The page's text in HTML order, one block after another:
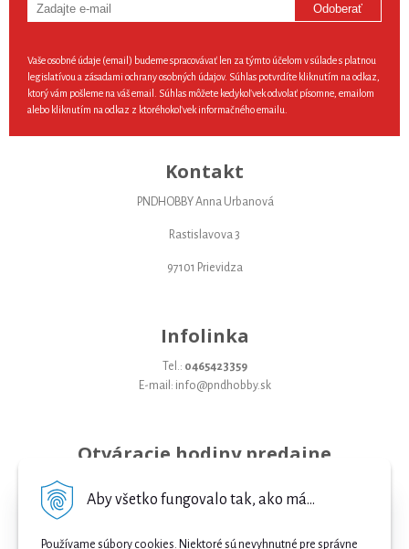
Aby všetko fungovalo tak, ako má...
Používame súbory cookies. Niektoré sú nevyhnutné pre správne
Odoberať
Vaše osobné údaje (email) budeme spracovávať len za týmto účelom v súlade s platnou
legislatívou a zásadami ochrany osobných údajov. Súhlas potvrdíte kliknutím na odkaz,
ktorý vám pošleme na váš email. Súhlas môžete kedykoľvek odvolať písomne, emailom
alebo kliknutím na odkaz z ktoréhokoľvek informačného emailu.
Kontakt
PNDHOBBY Anna Urbanová
Rastislavova 3
97101 Prievidza
Infolinka
Tel.: 0465423359
E-mail: info@pndhobby.sk
Otváracie hodiny predajne